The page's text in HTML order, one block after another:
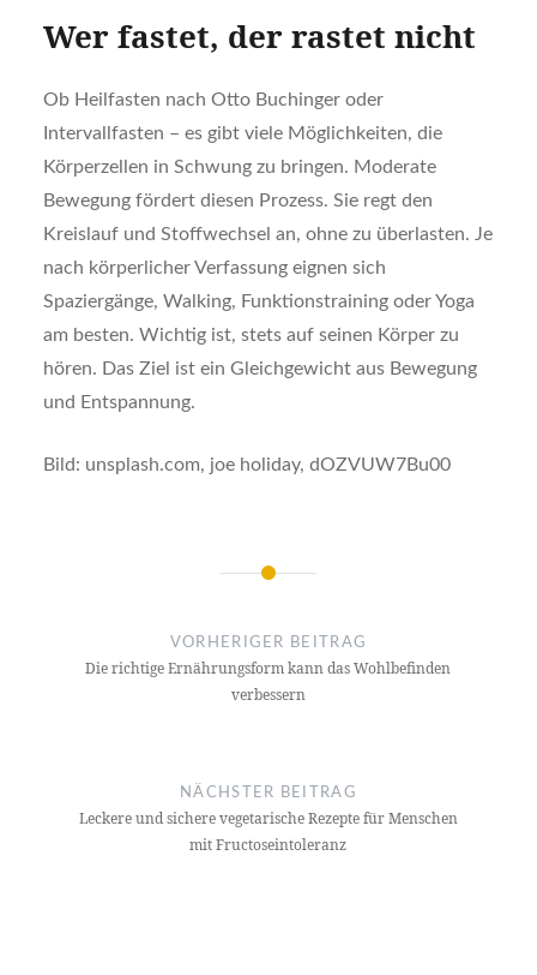
Wer fastet, der rastet nicht
Ob Heilfasten nach Otto Buchinger oder
Intervallfasten – es gibt viele Möglichkeiten, die
Körperzellen in Schwung zu bringen. Moderate
Bewegung fördert diesen Prozess. Sie regt den
Kreislauf und Stoffwechsel an, ohne zu überlasten. Je
nach körperlicher Verfassung eignen sich
Spaziergänge, Walking, Funktionstraining oder Yoga
am besten. Wichtig ist, stets auf seinen Körper zu
hören. Das Ziel ist ein Gleichgewicht aus Bewegung
und Entspannung.
Bild: unsplash.com, joe holiday, dOZVUW7Bu00
NavigationVORHERIGER BEITRAG
Die richtige Ernährungsform kann das Wohlbefinden
verbessern
NÄCHSTER BEITRAG
Leckere und sichere vegetarische Rezepte für Menschen
mit Fructoseintoleranz